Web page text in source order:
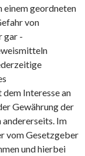
einem geordneten
von
gar -
Interesse an
Gewährung der
Im
vom Gesetzgeber
und hierbei